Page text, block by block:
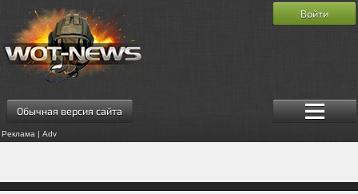
Обычная версия сайта
Реклама | Adv
Войти